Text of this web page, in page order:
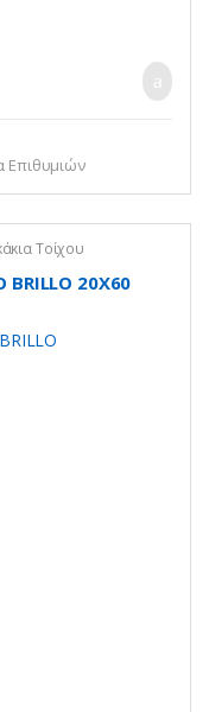
Επιθυμιών
Τοίχου
BRILLO 20X60